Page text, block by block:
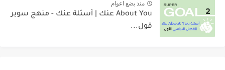
منذ بضع اعوام
About You عنك | أسئلة عنك - منهج سوبر
قول...